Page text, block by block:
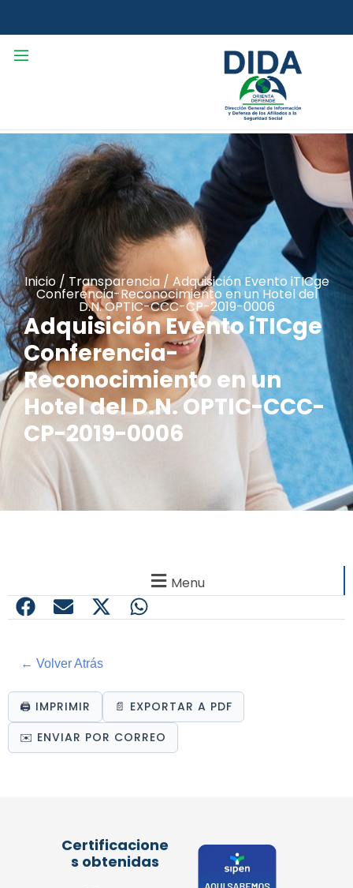
Inicio / Transparencia / Adquisición Evento iTICge
Conferencia-Reconocimiento en un Hotel del
D.N. OPTIC-CCC-CP-2019-0006
Adquisición Evento iTICge
Conferencia-
Reconocimiento en un
Hotel del D.N. OPTIC-CCC-
CP-2019-0006
Menu
← Volver Atrás
🖨️ IMPRIMIR
📄 EXPORTAR A PDF
✉️ ENVIAR POR CORREO
Certificacione
s obtenidas